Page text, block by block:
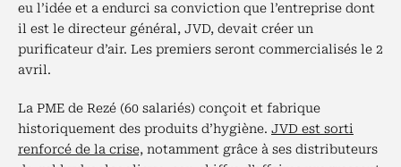
eu l’idée et a endurci sa conviction que l’entreprise dont
il est le directeur général, JVD, devait créer un
purificateur d’air. Les premiers seront commercialisés le 2
avril.
La PME de Rezé (60 salariés) conçoit et fabrique
historiquement des produits d’hygiène. JVD est sorti
renforcé de la crise, notamment grâce à ses distributeurs